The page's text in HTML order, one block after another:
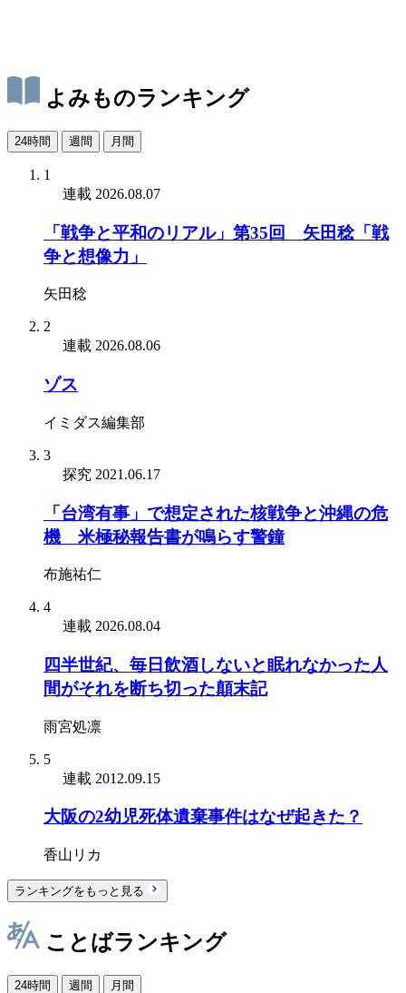
よみものランキング
24時間 週間 月間
1
連載 2026.08.07
「戦争と平和のリアル」第35回 矢田稔「戦
争と想像力」
矢田稔
2
連載 2026.08.06
ゾス
イミダス編集部
3
探究 2021.06.17
「台湾有事」で想定された核戦争と沖縄の危
機 米極秘報告書が鳴らす警鐘
布施祐仁
4
連載 2026.08.04
四半世紀、毎日飲酒しないと眠れなかった人
間がそれを断ち切った顛末記
雨宮処凛
5
連載 2012.09.15
大阪の2幼児死体遺棄事件はなぜ起きた？
香山リカ
ランキングをもっと見る
ことばランキング
24時間 週間 月間